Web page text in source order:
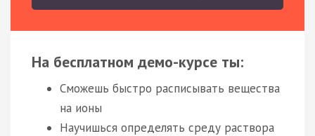
На бесплатном демо-курсе ты:
Сможешь быстро расписывать вещества
на ионы
Научишься определять среду раствора